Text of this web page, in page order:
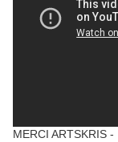
MERCI ARTSKRIS -